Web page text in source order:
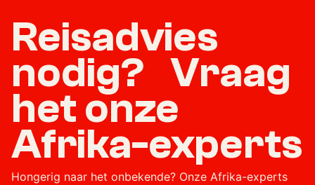
Reisadvies
nodig? Vraag
het onze
Afrika-experts
Hongerig naar het onbekende? Onze Afrika-experts